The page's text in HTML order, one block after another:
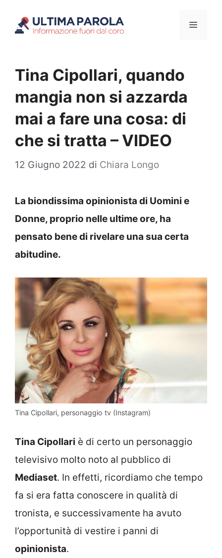
Menu
Tina Cipollari, quando
mangia non si azzarda
mai a fare una cosa: di
che si tratta – VIDEO
12 Giugno 2022 di Chiara Longo
La biondissima opinionista di Uomini e
Donne, proprio nelle ultime ore, ha
pensato bene di rivelare una sua certa
abitudine.
Tina Cipollari, personaggio tv (Instagram)
Tina Cipollari è di certo un personaggio
televisivo molto noto al pubblico di
Mediaset. In effetti, ricordiamo che tempo
fa si era fatta conoscere in qualità di
tronista, e successivamente ha avuto
l’opportunità di vestire i panni di
opinionista.